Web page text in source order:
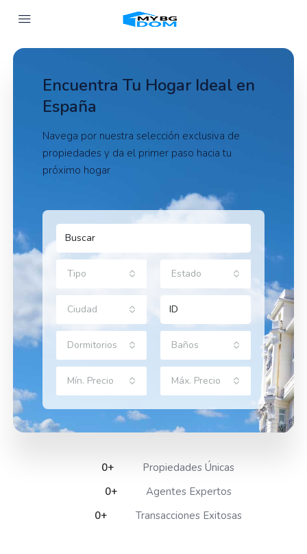
Encuentra Tu Hogar Ideal en
España
Navega por nuestra selección exclusiva de
propiedades y da el primer paso hacia tu
próximo hogar
Tipo Estado
Ciudad
Dormitorios Baños
Mín. Precio Máx. Precio
0+
Propiedades Únicas
0+
Agentes Expertos
0+ Transacciones Exitosas